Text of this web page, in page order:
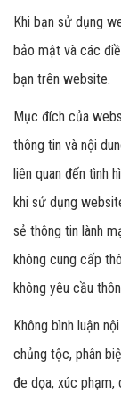
Khi bạn sử dụng
bảo mật và các
bạn trên website.
Mục đích của
thông tin và nội
liên quan đến tình
khi sử dụng
sẻ thông tin lành
không cung cấp
không yêu cầu
Không bình luận
chủng tộc, phân
đe dọa, xúc phạm,